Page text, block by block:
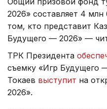
2026» составляет 4
том, кто представит
Будущего — 2026» —
ТРК Президента
съемку «Игр Будущего
Токаев выступит на
2026».